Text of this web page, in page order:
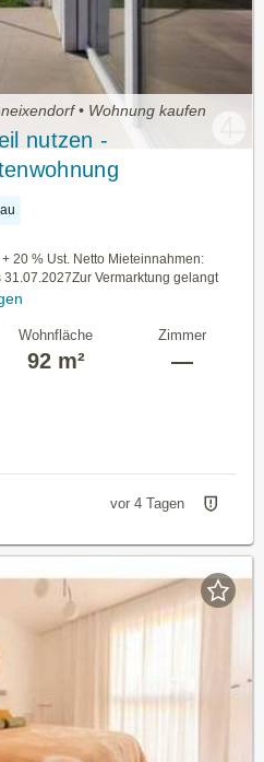
• Wohnung kaufen
nutzen -
20 % Ust. Netto Mieteinnahmen:
Vermarktung gelangt
Wohnfläche
92 m²
Zimmer
—
vor 4 Tagen